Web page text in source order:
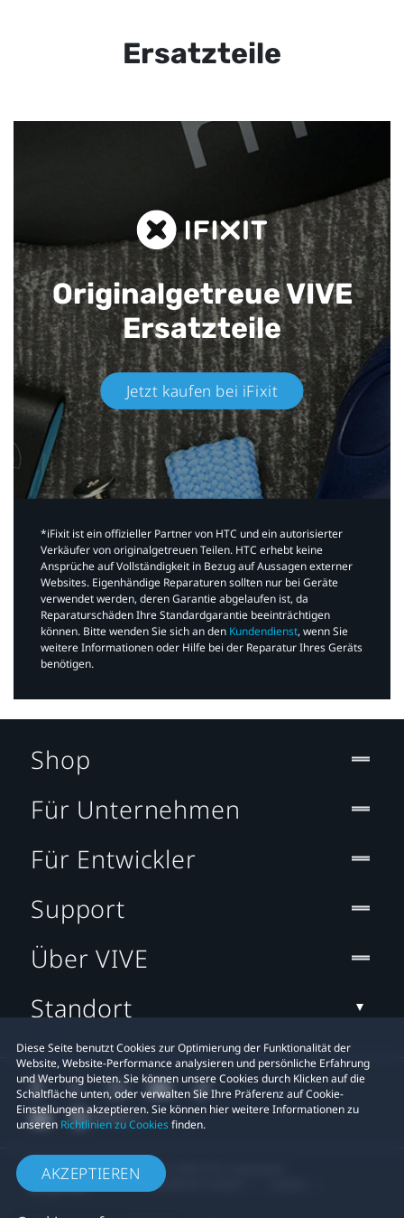
Ersatzteile
Originalgetreue VIVE
Ersatzteile
Jetzt kaufen bei iFixit​
*iFixit ist ein offizieller Partner von HTC und ein autorisierter
Verkäufer von originalgetreuen Teilen. HTC erhebt keine
Ansprüche auf Vollständigkeit in Bezug auf Aussagen externer
Websites. Eigenhändige Reparaturen sollten nur bei Geräte
verwendet werden, deren Garantie abgelaufen ist, da
Reparaturschäden Ihre Standardgarantie beeinträchtigen
können. Bitte wenden Sie sich an den Kundendienst, wenn Sie
weitere Informationen oder Hilfe bei der Reparatur Ihres Geräts
benötigen.​
Diese Seite benutzt Cookies zur Optimierung der Funktionalität der
Website, Website-Performance analysieren und persönliche Erfahrung
und Werbung bieten. Sie können unsere Cookies durch Klicken auf die
Schaltfläche unten, oder verwalten Sie Ihre Präferenz auf Cookie-
Einstellungen akzeptieren. Sie können hier weitere Informationen zu
unseren Richtlinien zu Cookiesfinden.
AKZEPTIEREN
Shop
Für Unternehmen
Für Entwickler
Support
Über VIVE
Standort
© 2011-2026 HTC Corporation
Rechtlicher Hinweis